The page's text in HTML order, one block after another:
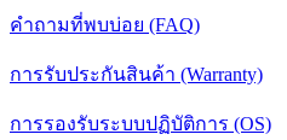
คำถามที่พบบ่อย (FAQ)
การรับประกันสินค้า (Warranty)
การรองรับระบบปฏิบัติการ (OS)